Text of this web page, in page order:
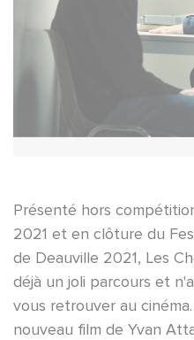
Présenté hors
2021 et en clôture du
de Deauville 2021, Les
déjà un joli parcours et
vous retrouver au
nouveau film de Yvan